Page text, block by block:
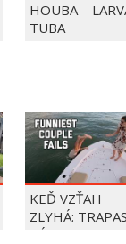
HOUBA –
TUBA
KEĎ VZŤAH
ZLYHÁ:
PÁROV